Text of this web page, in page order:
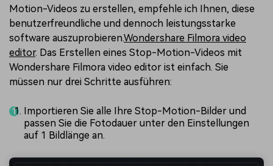
Motion-Videos zu erstellen, empfehle ich Ihnen, diese
benutzerfreundliche und dennoch leistungsstarke
software auszuprobieren.Wondershare Filmora video
editor. Das Erstellen eines Stop-Motion-Videos mit
Wondershare Filmora video editor ist einfach. Sie
müssen nur drei Schritte ausführen:
Importieren Sie alle Ihre Stop-Motion-Bilder und
passen Sie die Fotodauer unter den Einstellungen
auf 1 Bildlänge an.